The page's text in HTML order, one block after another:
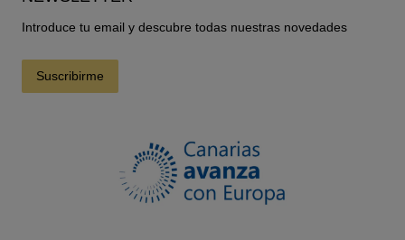
Introduce tu email y descubre todas nuestras novedades
Suscribirme